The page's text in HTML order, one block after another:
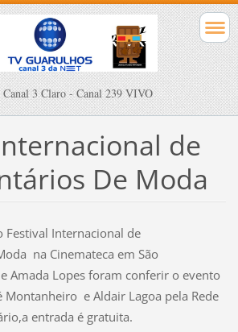
3 Claro - Canal 239 VIVO
de
De Moda
Festival Internacional de
na Cinemateca em São
Amada Lopes foram conferir o evento
Montanheiro e Aldair Lagoa pela Rede
entrada é gratuita.